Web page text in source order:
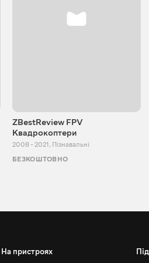
ZBestReview FPV
Квадрокоптери
2008 - 2021, Пізнавальні
БЕЗКОШТОВНО
На пристроях